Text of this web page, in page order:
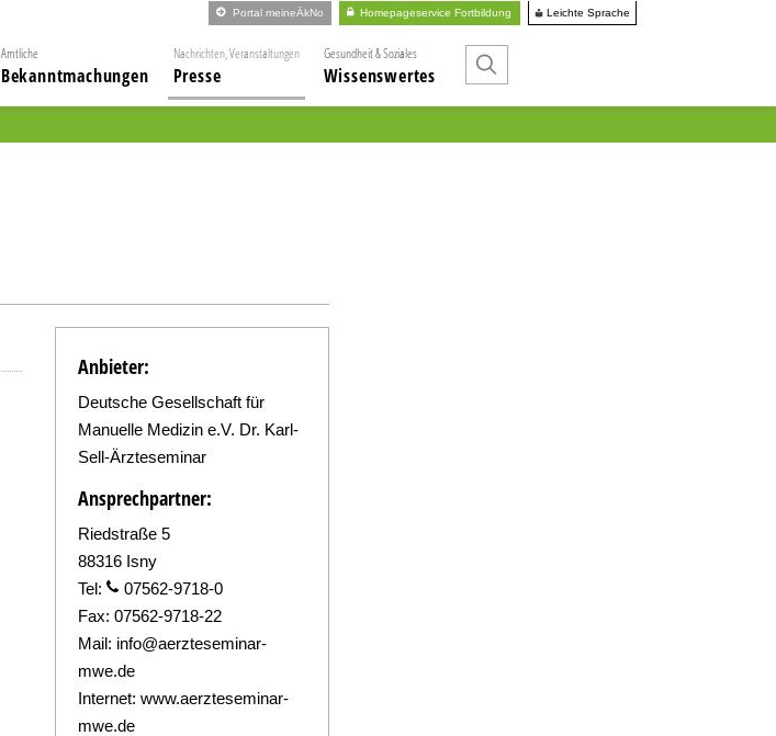
Portal meineÄkNo Homepageservice Fortbildung Leichte Sprache
Amtliche
Bekanntmachungen
Nachrichten, Veranstaltungen
Presse
Gesundheit & Soziales
Wissenswertes
Anbieter:
Deutsche Gesellschaft für
Manuelle Medizin e.V. Dr. Karl-
Sell-Ärzteseminar
Ansprechpartner:
Riedstraße 5
88316 Isny
Tel:
07562-9718-0
Fax: 07562-9718-22
Mail: info@aerzteseminar-
mwe.de
Internet: www.aerzteseminar-
mwe.de